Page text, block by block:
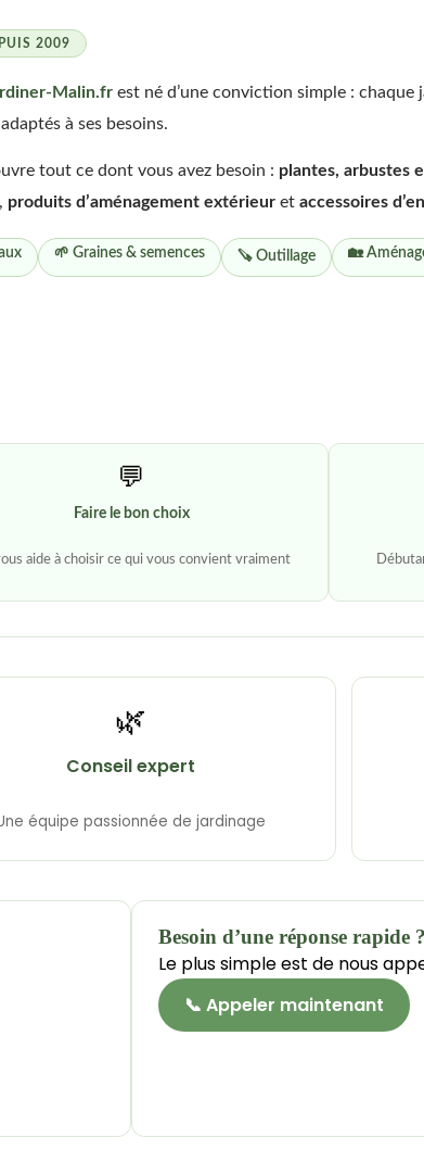
2009
Malin.frest né d’une conviction simple :
à ses besoins.
tout ce dont vous avez besoin : plantes, arbustes
produits d’aménagement extérieuret accessoires
🌱 Graines & semences 🪚 Outillage 🏡
💬
Faire le bon choix
aide à choisir ce qui vous convient vraiment
🌿
Conseil expert
équipe passionnée de jardinage
Besoin d’une réponse rapide ?
Le plus simple est de nous
📞 Appeler maintenant